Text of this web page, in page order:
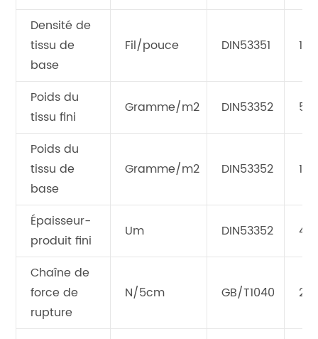
Densité de
tissu de
base
Fil/pouce DIN53351
Poids du
tissu fini
Gramme/m2 DIN53352
Poids du
tissu de
base
Gramme/m2 DIN53352 157
Épaisseur-
produit fini
Um DIN53352 42
Chaîne de
force de
rupture
N/5cm GB/T1040